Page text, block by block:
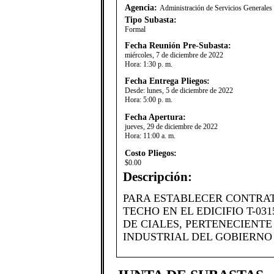
Agencia: Administración de Servicios
Tipo Subasta:
Formal
Fecha Reunión Pre-Subasta:
miércoles, 7 de diciembre de 2022
Hora: 1:30 p. m.
Fecha Entrega Pliegos:
Desde: lunes, 5 de diciembre de 2022
Hora: 5:00 p. m.
Fecha Apertura:
jueves, 29 de diciembre de 2022
Hora: 11:00 a. m.
Costo Pliegos:
$0.00
Descripción:
PARA ESTABLECER
TECHO EN EL EDICIFIO T-
DE CIALES,
INDUSTRIAL DEL